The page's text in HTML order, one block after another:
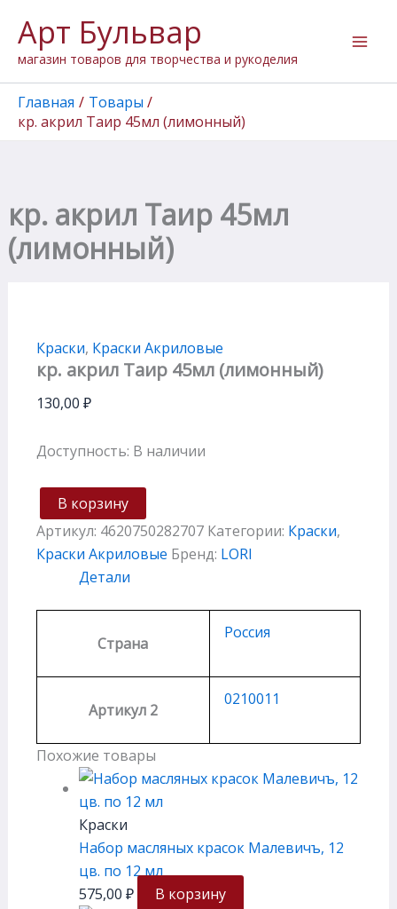
содержимому
Арт Бульвар
магазин товаров для творчества и рукоделия
Главная
Товары
кр. акрил Таир 45мл (лимонный)
кр. акрил Таир 45мл
(лимонный)
Краски, Краски Акриловые
кр. акрил Таир 45мл (лимонный)
130,00 ₽
Доступность: В наличии
товара
кр.
акрил
Таир
45мл
(лимонный)
В корзину
Артикул: 4620750282707 Категории: Краски,
Краски Акриловые Бренд: LORI
Детали
Страна
Россия
Артикул 2
0210011
Похожие товары
Краски
Набор масляных красок Малевичъ, 12
цв. по 12 мл
575,00 ₽ В корзину